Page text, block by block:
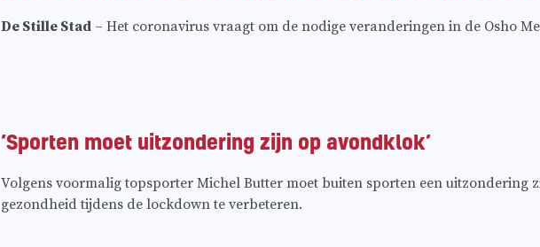
De Stille Stad – Het coronavirus vraagt om de nodige veranderingen in de Osho
‘Sporten moet uitzondering zijn op avondklok’
Volgens voormalig topsporter Michel Butter moet buiten sporten een uitzondering
gezondheid tijdens de lockdown te verbeteren.